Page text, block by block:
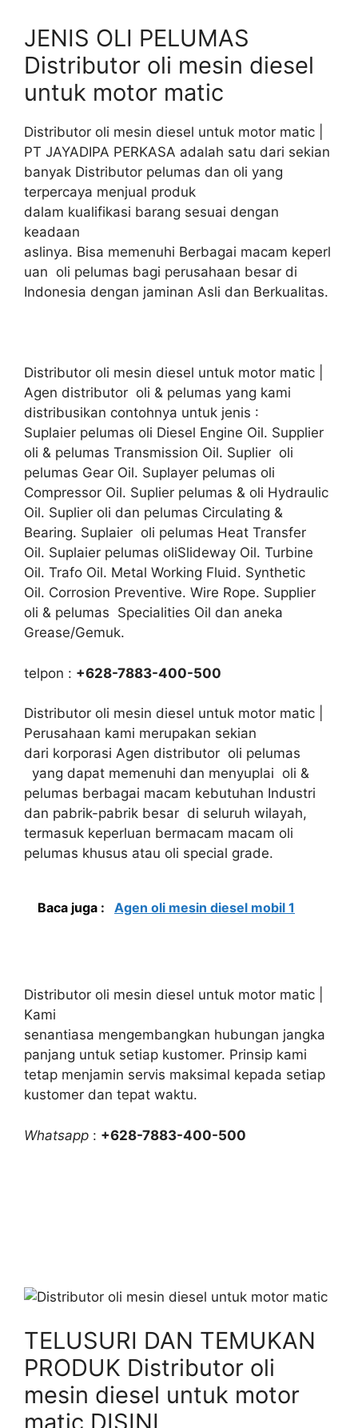
JENIS OLI PELUMAS
Distributor oli mesin diesel
untuk motor matic
Distributor oli mesin diesel untuk motor matic |
PT JAYADIPA PERKASA adalah satu dari sekian
banyak Distributor pelumas dan oli yang
terpercaya menjual produk
dalam kualifikasi barang sesuai dengan
keadaan
aslinya. Bisa memenuhi Berbagai macam keperl
uan oli pelumas bagi perusahaan besar di
Indonesia dengan jaminan Asli dan Berkualitas.
Distributor oli mesin diesel untuk motor matic |
Agen distributor oli & pelumas yang kami
distribusikan contohnya untuk jenis :
Suplaier pelumas oli Diesel Engine Oil. Supplier
oli & pelumas Transmission Oil. Suplier oli
pelumas Gear Oil. Suplayer pelumas oli
Compressor Oil. Suplier pelumas & oli Hydraulic
Oil. Suplier oli dan pelumas Circulating &
Bearing. Suplaier oli pelumas Heat Transfer
Oil. Suplaier pelumas oliSlideway Oil. Turbine
Oil. Trafo Oil. Metal Working Fluid. Synthetic
Oil. Corrosion Preventive. Wire Rope. Supplier
oli & pelumas Specialities Oil dan aneka
Grease/Gemuk.
telpon : +628-7883-400-500
Distributor oli mesin diesel untuk motor matic |
Perusahaan kami merupakan sekian
dari korporasi Agen distributor oli pelumas
yang dapat memenuhi dan menyuplai oli &
pelumas berbagai macam kebutuhan Industri
dan pabrik-pabrik besar di seluruh wilayah,
termasuk keperluan bermacam macam oli
pelumas khusus atau oli special grade.
Baca juga : Agen oli mesin diesel mobil 1
Distributor oli mesin diesel untuk motor matic |
Kami
senantiasa mengembangkan hubungan jangka
panjang untuk setiap kustomer. Prinsip kami
tetap menjamin servis maksimal kepada setiap
kustomer dan tepat waktu.
Whatsapp : +628-7883-400-500
TELUSURI DAN TEMUKAN
PRODUK Distributor oli
mesin diesel untuk motor
matic DISINI